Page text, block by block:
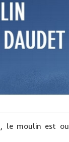
le moulin est